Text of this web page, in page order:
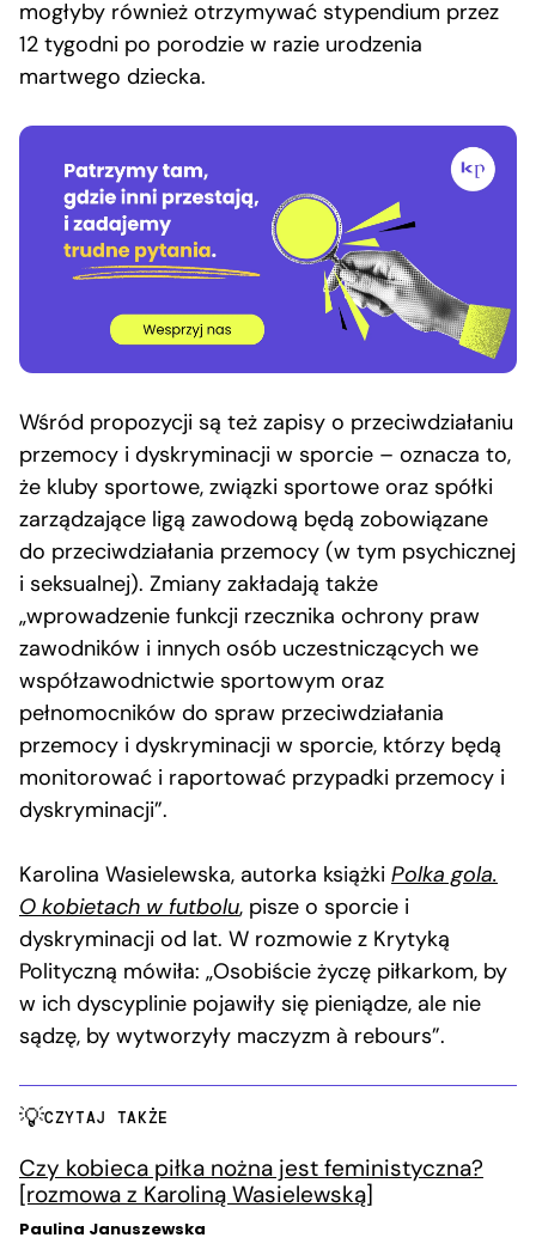
mogłyby również otrzymywać stypendium przez
12 tygodni po porodzie w razie urodzenia
martwego dziecka.
Wśród propozycji są też zapisy o przeciwdziałaniu
przemocy i dyskryminacji w sporcie – oznacza to,
że kluby sportowe, związki sportowe oraz spółki
zarządzające ligą zawodową będą zobowiązane
do przeciwdziałania przemocy (w tym psychicznej
i seksualnej). Zmiany zakładają także
„wprowadzenie funkcji rzecznika ochrony praw
zawodników i innych osób uczestniczących we
współzawodnictwie sportowym oraz
pełnomocników do spraw przeciwdziałania
przemocy i dyskryminacji w sporcie, którzy będą
monitorować i raportować przypadki przemocy i
dyskryminacji”.
Karolina Wasielewska, autorka książki Polka gola.
O kobietach w futbolu, pisze o sporcie i
dyskryminacji od lat. W rozmowie z Krytyką
Polityczną mówiła: „Osobiście życzę piłkarkom, by
w ich dyscyplinie pojawiły się pieniądze, ale nie
sądzę, by wytworzyły maczyzm à rebours”.
CZYTAJ TAKŻE
Czy kobieca piłka nożna jest feministyczna?
[rozmowa z Karoliną Wasielewską]
Paulina Januszewska